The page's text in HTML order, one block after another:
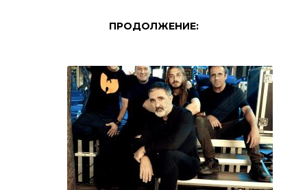
ПРОДОЛЖЕНИЕ: